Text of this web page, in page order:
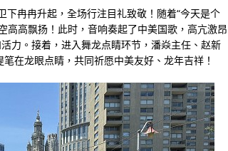
冉冉升起，全场行注目礼致敬！随着“今天是个
高高飘扬！此时，音响奏起了中美国歌，高亢激昂
力。接着，进入舞龙点睛环节，潘焱主任、赵新
在龙眼点睛，共同祈愿中美友好、龙年吉祥！